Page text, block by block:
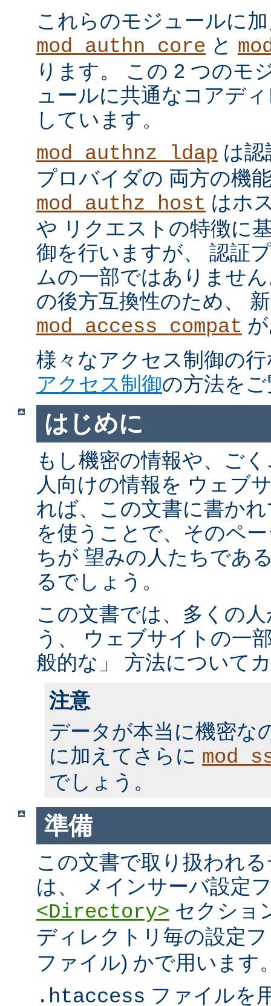
これらのモジュールに
mod_authn_core と
ります。 この 2 つのモ
ュールに共通なコアデ
しています。
mod_authnz_ldap は
プロバイダの 両方の機
mod_authz_host はホ
や リクエストの特徴に
御を行いますが、 認証
ムの一部ではありませ
の後方互換性のため、
mod_access_compat
様々なアクセス制御の
アクセス制御の方法を
はじめに
もし機密の情報や、ご
人向けの情報を ウェブ
れば、この文書に書か
を使うことで、そのペ
ちが 望みの人たちであ
るでしょう。
この文書では、多くの
う、 ウェブサイトの一
般的な」 方法について
注意
データが本当に機密な
に加えてさらに
でしょう。
準備
この文書で取り扱われ
は、 メインサーバ設定
<Directory> セクショ
ディレクトリ毎の設定
ファイル) かで用います
.htaccess ファイルを